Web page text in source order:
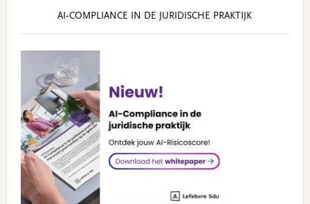
AI‑COMPLIANCE IN DE JURIDISCHE PRAKTIJK